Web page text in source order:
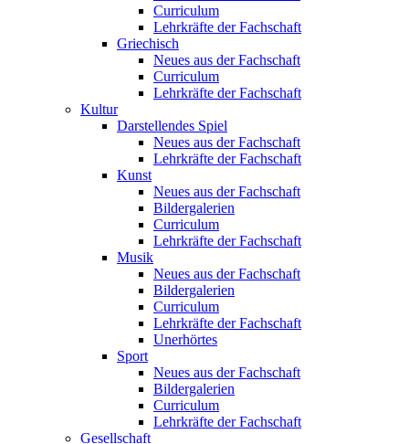
Curriculum
Lehrkräfte der Fachschaft
Griechisch
Neues aus der Fachschaft
Curriculum
Lehrkräfte der Fachschaft
Kultur
Darstellendes Spiel
Neues aus der Fachschaft
Lehrkräfte der Fachschaft
Kunst
Neues aus der Fachschaft
Bildergalerien
Curriculum
Lehrkräfte der Fachschaft
Musik
Neues aus der Fachschaft
Bildergalerien
Curriculum
Lehrkräfte der Fachschaft
Unerhörtes
Sport
Neues aus der Fachschaft
Bildergalerien
Curriculum
Lehrkräfte der Fachschaft
Gesellschaft